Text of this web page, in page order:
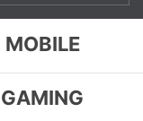
MOBILE
GAMING